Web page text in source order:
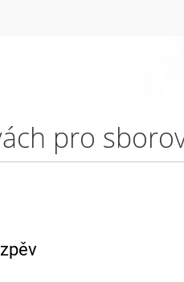
pro